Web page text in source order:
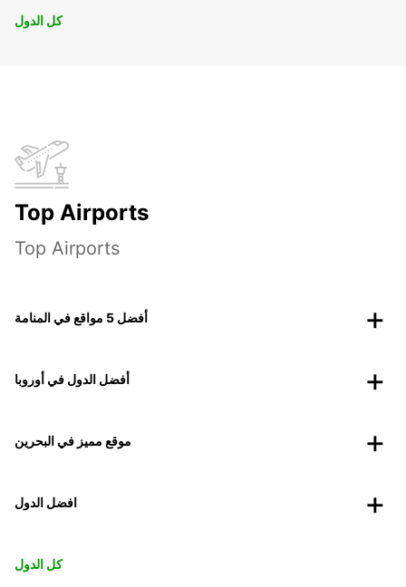
كل الدول
Top Airports
Top Airports
أفضل 5 مواقع في المنامة
أفضل الدول في أوروبا
موقع مميز في البحرين
افضل الدول
كل الدول